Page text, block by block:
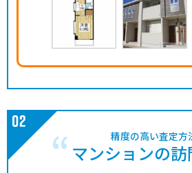
精度の高い査定方
マンションの訪